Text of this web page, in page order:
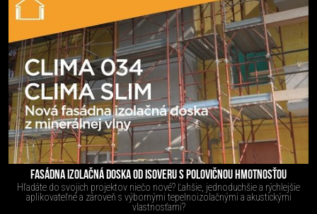
FASÁDNA IZOLAČNÁ DOSKA OD ISOVERU S POLOVIČNOU HMOTNOSŤOU
Hľadáte do svojich projektov niečo nové? Ľahšie, jednoduchšie a rýchlejšie
aplikovateľné a zároveň s výbornými tepelnoizolačnými a akustickými
vlastnosťami?